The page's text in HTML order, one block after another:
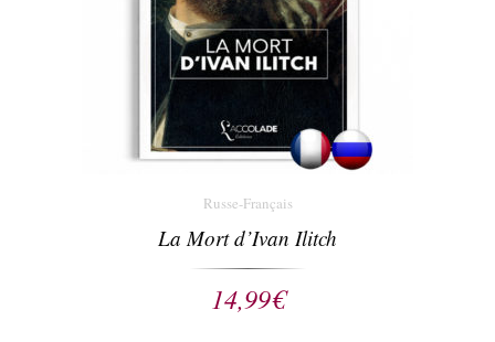
Russe-Français
La Mort d’Ivan Ilitch
14,99€